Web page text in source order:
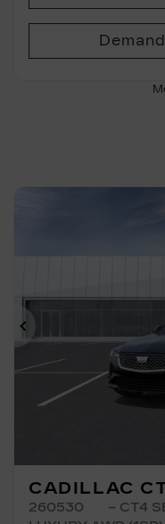
Précédent
CADILLAC
260530
– CT4